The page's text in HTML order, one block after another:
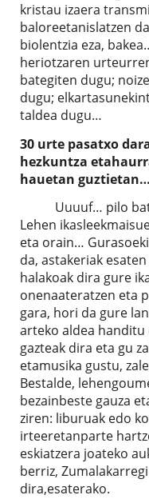
kristau izaera
baloreetanislatzen
biolentzia eza,
heriotzaren
bategiten dugu;
dugu;
taldea dugu…
30 urte pasatxo
hezkuntza
hauetan guztietan…
Uuuuf… pilo bat!
Lehen
eta orain…
da, astakeriak
halakoak dira gure
onenaateratzen eta
gara, hori da gure
arteko aldea handitu
gazteak dira eta gu
etamusika gustu,
Bestalde,
bezainbeste gauza
ziren: liburuak edo
irteeretanparte
eskiatzera joateko
berriz,
dira,esaterako.